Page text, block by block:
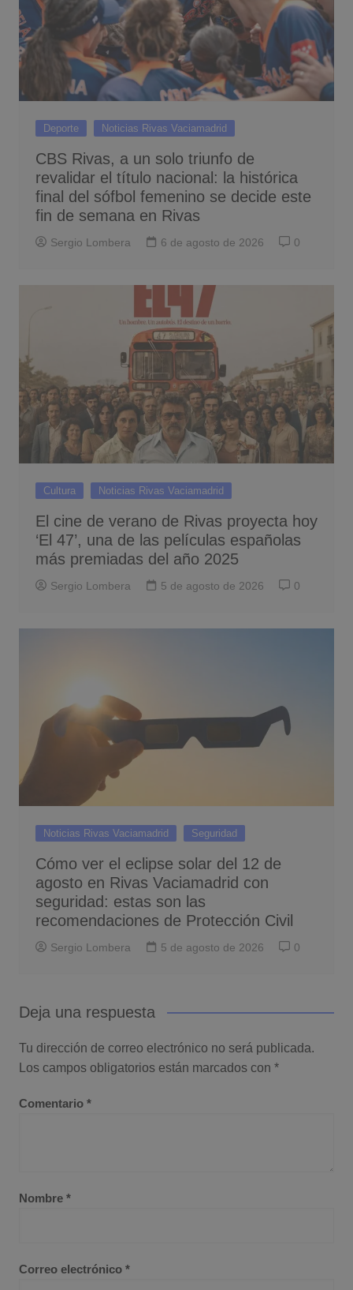
Deporte Noticias Rivas Vaciamadrid
CBS Rivas, a un solo triunfo de
revalidar el título nacional: la histórica
final del sófbol femenino se decide este
fin de semana en Rivas
Sergio Lombera 6 de agosto de 2026 0
Cultura Noticias Rivas Vaciamadrid
El cine de verano de Rivas proyecta hoy
‘El 47’, una de las películas españolas
más premiadas del año 2025
Sergio Lombera 5 de agosto de 2026 0
Noticias Rivas Vaciamadrid Seguridad
Cómo ver el eclipse solar del 12 de
agosto en Rivas Vaciamadrid con
seguridad: estas son las
recomendaciones de Protección Civil
Sergio Lombera 5 de agosto de 2026 0
Deja una respuesta
Tu dirección de correo electrónico no será publicada.
Los campos obligatorios están marcados con *
Comentario *
Nombre *
Correo electrónico *